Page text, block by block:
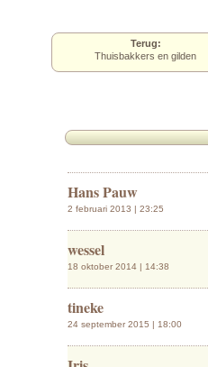
Terug:
Thuisbakkers en gilden
Hans Pauw
2 februari 2013 | 23:25
wessel
18 oktober 2014 | 14:38
tineke
24 september 2015 | 18:00